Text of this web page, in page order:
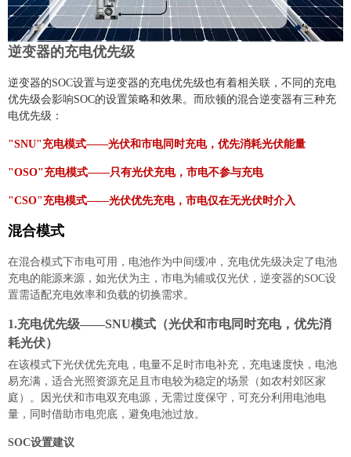
逆变器的充电优先级
逆变器的SOC设置与逆变器的充电优先级也有着相关联， 不同的充电
优先级会影响SOC的设置策略和效果。 而欣顿的混合逆变器有三种充
电优先级：
"SNU"充电模式——光伏和市电同时充电，优先消耗光伏能量
"OSO"充电模式——只有光伏充电，市电不参与充电
"CSO"充电模式——光伏优先充电，市电仅在无光伏时介入
混合模式
在混合模式下市电可用，电池作为中间缓冲，充电优先级决定了电池
充电的能源来源，如光伏为主，市电为辅或仅光伏，逆变器的SOC设
置需适配充电效率和负载的切换需求。
1.充电优先级——SNU模式（光伏和市电同时充电，优先消
耗光伏）
在该模式下光伏优先充电，电量不足时市电补充，充电速度快，电池
易充满，适合光照资源充足且市电较为稳定的场景（如农村郊区家
庭）。因光伏和市电双充电源，无需过度保守，可充分利用电池电
量，同时借助市电兜底，避免电池过放。
SOC设置建议